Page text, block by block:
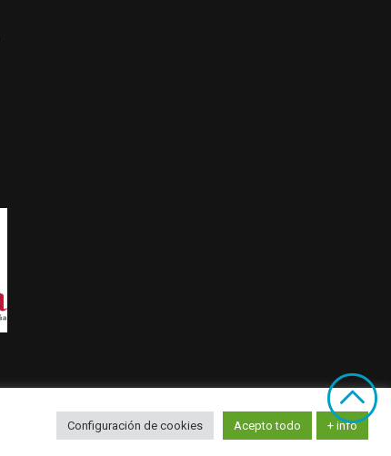
Copyright 2021
Configuración de cookies Acepto todo + info